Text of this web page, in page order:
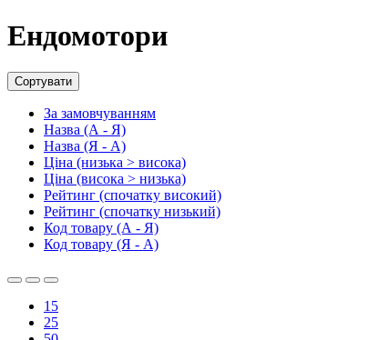
Ендомотори
Сортувати
За замовчуванням
Назва (А - Я)
Назва (Я - А)
Ціна (низька > висока)
Ціна (висока > низька)
Рейтинг (спочатку високий)
Рейтинг (спочатку низький)
Код товару (А - Я)
Код товару (Я - А)
15
25